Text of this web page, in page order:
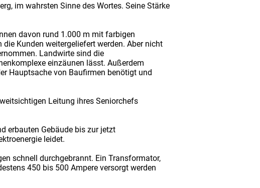
im wahrsten Sinne des Wortes. Seine Stärke
davon rund 1.000 m mit farbigen
Kunden weitergeliefert werden. Aber nicht
Landwirte sind die
einzäunen lässt. Außerdem
Hauptsache von Baufirmen benötigt und
Leitung ihres Seniorchefs
erbauten Gebäude bis zur jetzt
leidet.
schnell durchgebrannt. Ein Transformator,
450 bis 500 Ampere versorgt werden